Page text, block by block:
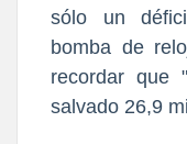
sólo un
bomba de
recordar que
salvado 26,9